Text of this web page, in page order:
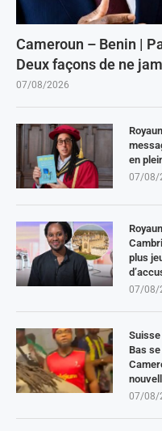
Cameroun – Benin |
Deux façons de ne
07/08/2026
en
07/08/
plus
07/08/
Bas
07/08/